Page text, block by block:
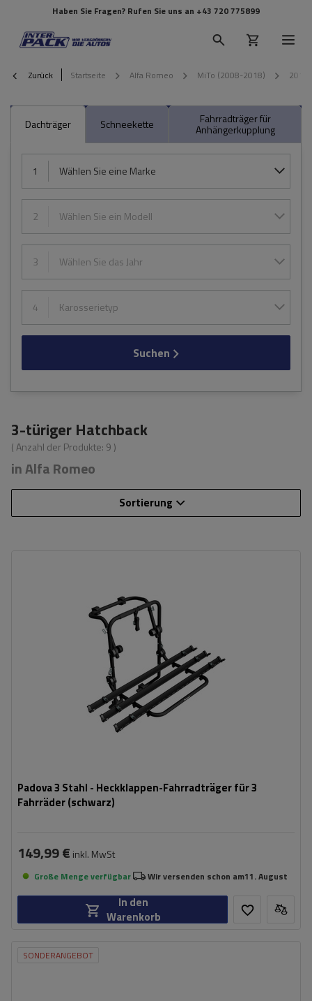
Haben Sie Fragen? Rufen Sie uns an +43 720 775899
Zurück Startseite Alfa Romeo MiTo (2008-2018) 2014
Dachträger Schneekette Fahrradträger für
Anhängerkupplung
1 Wählen Sie eine Marke
2 Wählen Sie ein Modell
3 Wählen Sie das Jahr
4 Karosserietyp
Suchen
3-türiger Hatchback
( Anzahl der Produkte: 9 )
in Alfa Romeo
Sortierung
Padova 3 Stahl - Heckklappen-Fahrradträger für 3
Fahrräder (schwarz)
universelles Montagesystem
kompatibel mit allen Karosseriearten
149,99 € inkl. MwSt
Große Menge verfügbar Wir versenden schon am11. August
In den
Warenkorb
SONDERANGEBOT